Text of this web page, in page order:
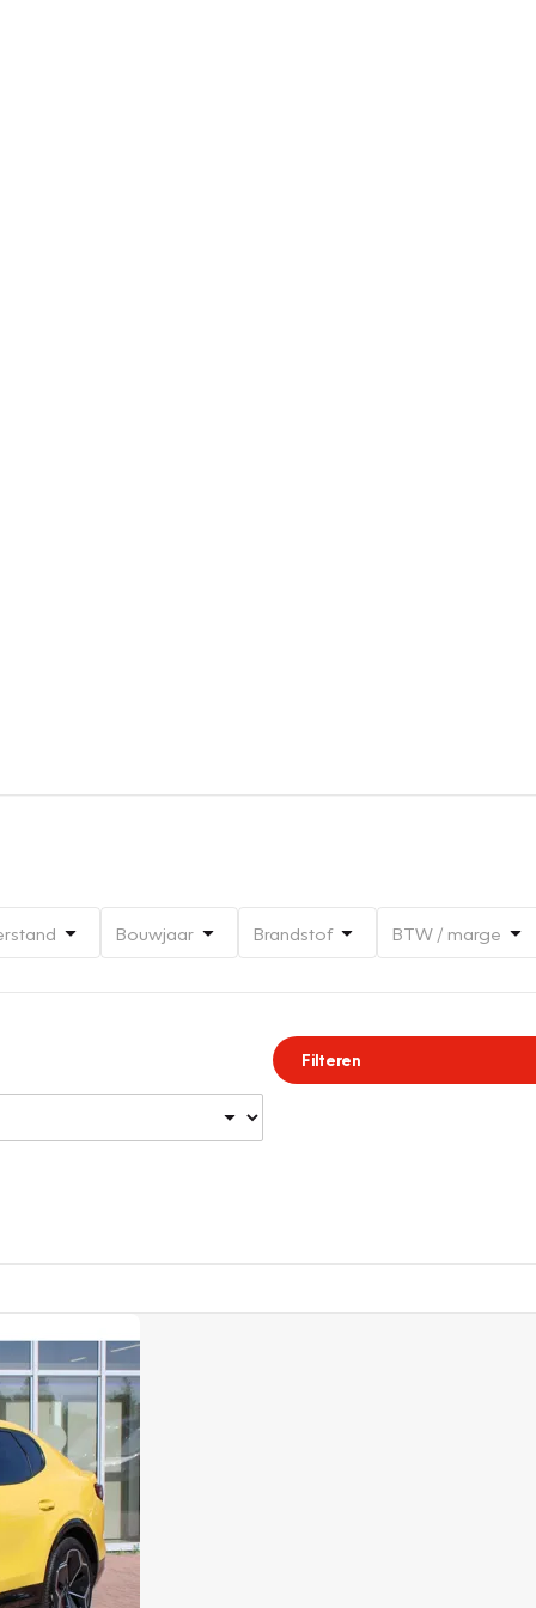
Bouwjaar Brandstof BTW / marge
Filteren